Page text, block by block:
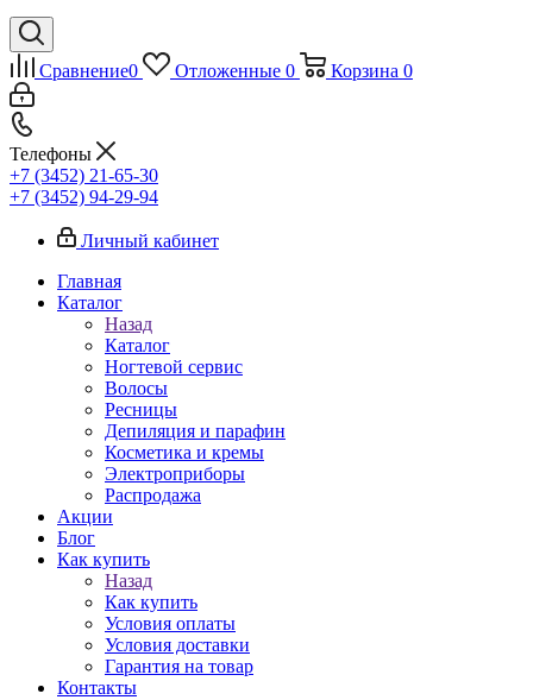
Сравнение0 Отложенные 0 Корзина 0
Телефоны
+7 (3452) 21-65-30
+7 (3452) 94-29-94
Личный кабинет
Главная
Каталог
Назад
Каталог
Ногтевой сервис
Волосы
Ресницы
Депиляция и парафин
Косметика и кремы
Электроприборы
Распродажа
Акции
Блог
Как купить
Назад
Как купить
Условия оплаты
Условия доставки
Гарантия на товар
Контакты